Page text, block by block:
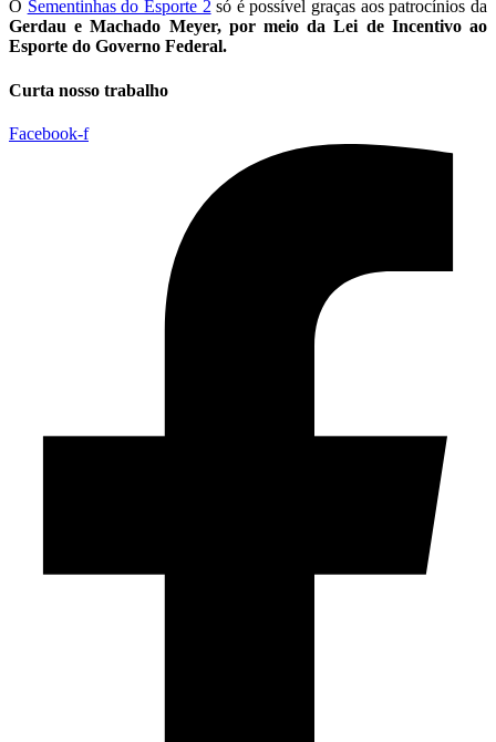
O Sementinhas do Esporte 2 só é possível graças aos patrocínios da
Gerdau e Machado Meyer, por meio da Lei de Incentivo ao
Esporte do Governo Federal.
Curta nosso trabalho
Facebook-f